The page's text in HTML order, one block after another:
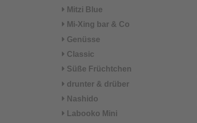
Mitzi Blue
Mi-Xing bar & Co
Genüsse
Classic
Süße Früchtchen
drunter & drüber
Nashido
Labooko Mini